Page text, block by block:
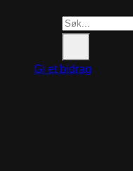
Search
for:
Gi et bidrag